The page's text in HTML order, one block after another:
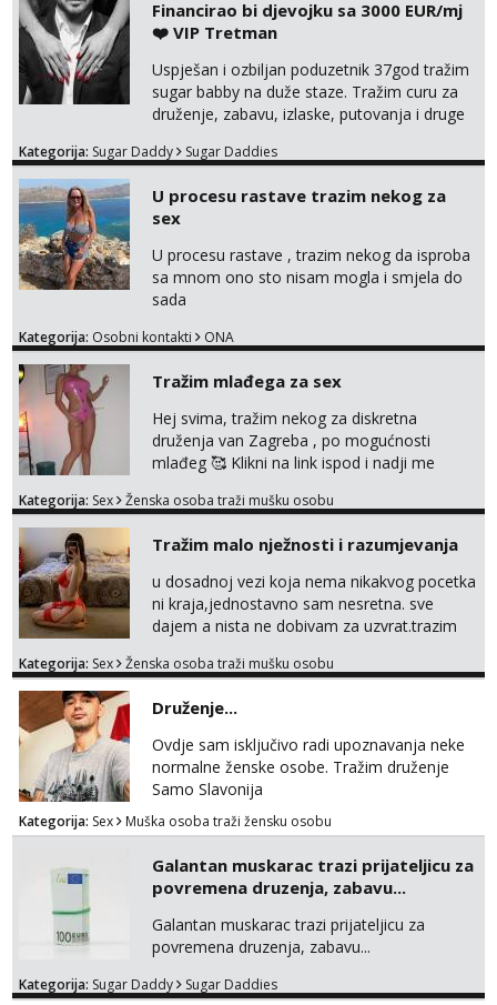
Anđela
Čekam tvoj poziv!
Tel:064/677-677 - Kod: #142
tel:0,93€ - mob:1,12€ min
Financirao bi djevojku sa 3000 EUR/mj
❤️ VIP Tretman
Uspješan i ozbiljan poduzetnik 37god tražim
sugar babby na duže staze. Tražim curu za
druženje, zabavu, izlaske, putovanja i druge
otvorena, komunikativna, zgodna i atraktivna
markodalic37@gmail.com
Kategorija: Sugar Daddy Sugar Daddies
U procesu rastave trazim nekog za
sex
U procesu rastave , trazim nekog da isproba
sa mnom ono sto nisam mogla i smjela do
sada
Kategorija: Osobni kontakti ONA
Tražim mlađega za sex
Hej svima, tražim nekog za diskretna
druženja van Zagreba , po mogućnosti
mlađeg 🥰 Klikni na link ispod i nadji me
Kategorija: Sex Ženska osoba traži mušku osobu
Tražim malo nježnosti i razumjevanja
u dosadnoj vezi koja nema nikakvog pocetka
ni kraja,jednostavno sam nesretna. sve
dajem a nista ne dobivam za uzvrat.trazim
trazim puno samo malo njeznosti i
poljupce po tijelu koji me jako
pale,obozavam kad muskarac preuzme
kontrolu . javi se :) Klikni na link ispod i nadji
me tamo, cekam te!
Kategorija: Sex Ženska osoba traži mušku osobu
Druženje...
Ovdje sam isključivo radi upoznavanja neke
normalne ženske osobe. Tražim druženje
Samo Slavonija
Kategorija: Sex Muška osoba traži žensku osobu
Galantan muskarac trazi prijateljicu za
povremena druzenja, zabavu...
Galantan muskarac trazi prijateljicu za
povremena druzenja, zabavu...
Kategorija: Sugar Daddy Sugar Daddies